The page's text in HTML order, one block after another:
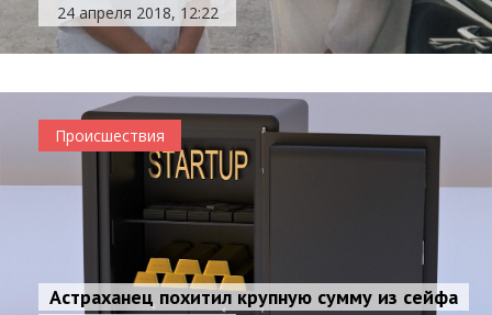
24 апреля 2018, 12:22
Происшествия
Астраханец похитил крупную сумму из сейфа